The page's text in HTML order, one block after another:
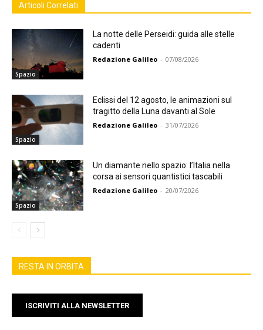
Articoli Correlati
Spazio
La notte delle Perseidi: guida alle stelle
cadenti
Redazione Galileo - 07/08/2026
Spazio
Eclissi del 12 agosto, le animazioni sul
tragitto della Luna davanti al Sole
Redazione Galileo - 31/07/2026
Spazio
Un diamante nello spazio: l’Italia nella
corsa ai sensori quantistici tascabili
Redazione Galileo - 20/07/2026
RESTA IN ORBITA
ISCRIVITI ALLA NEWSLETTER